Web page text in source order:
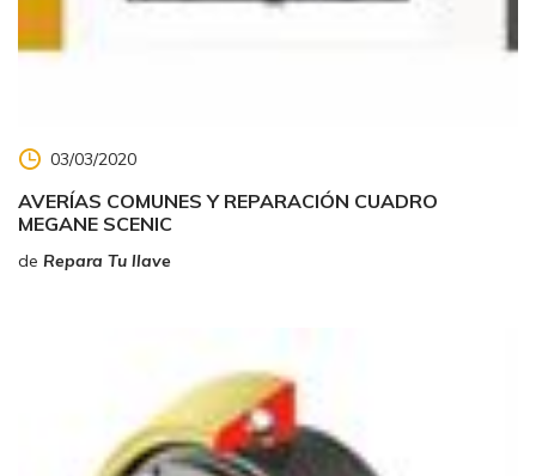
03/03/2020
AVERÍAS COMUNES Y REPARACIÓN CUADRO
MEGANE SCENIC
de Repara Tu llave